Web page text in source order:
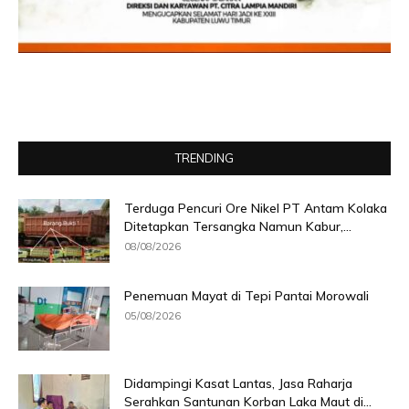
TRENDING
Terduga Pencuri Ore Nikel PT Antam Kolaka
Ditetapkan Tersangka Namun Kabur,...
08/08/2026
Penemuan Mayat di Tepi Pantai Morowali
05/08/2026
Didampingi Kasat Lantas, Jasa Raharja
Serahkan Santunan Korban Laka Maut di...